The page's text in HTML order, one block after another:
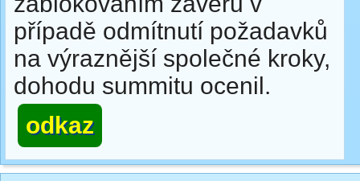
případě odmítnutí požadavků
na výraznější společné kroky,
dohodu summitu ocenil.
odkaz